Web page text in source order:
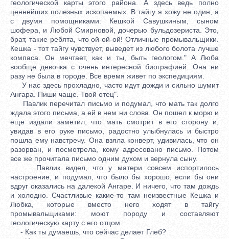
геологической карты этого района. А здесь ведь полно
ценнейших полезных ископаемых. В тайгу я хожу не один, а
с двумя помощниками: Кешкой Савушкиным, сыном
шофера, и Любой Смирновой, дочерью бульдозериста. Это,
брат, такие ребята, что ой-ой-ой! Отличные промывальщики.
Кешка - тот тайгу чувствует, выведет из любого болота лучше
компаса. Он мечтает, как и ты, быть геологом." А Люба
вообще девочка с очень интересной биографией. Она ни
разу не была в городе. Все время живет по экспедициям.
У нас здесь прохладно, часто идут дожди и сильно шумит
Ангара. Пиши чаще. Твой отец".
Павлик перечитал письмо и подумал, что мать так долго
ждала этого письма, а ей в нем ни слова. Он пошел к морю и
еще издали заметил, что мать смотрит в его сторону и,
увидав в его руке письмо, радостно улыбнулась и быстро
пошла ему навстречу. Она взяла конверт, удивилась, что он
разорван, и посмотрела, кому адресовано письмо. Потом
все же прочитала письмо одним духом и вернула сыну.
Павлик видел, что у матери совсем испортилось
настроение, и подумал, что было бы хорошо, если бы они
вдруг оказались на далекой Ангаре. И ничего, что там дождь
и холодно. Счастливые какие-то там неизвестные Кешка и
Любка, которые вместо него ходят в тайгу
промывальщиками: моют породу и составляют
геологическую карту с его отцом.
- Как ты думаешь, что сейчас делает Глеб?